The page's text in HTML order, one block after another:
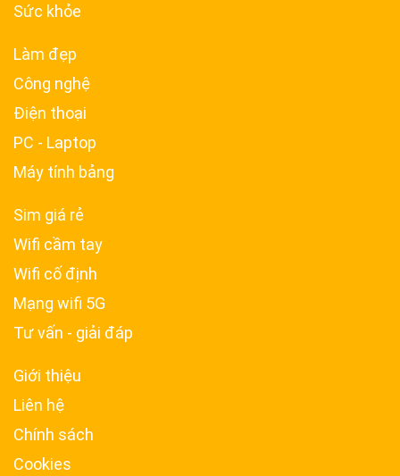
Sức khỏe
Làm đẹp
Công nghệ
Điện thoại
PC - Laptop
Máy tính bảng
Sim giá rẻ
Wifi cầm tay
Wifi cố định
Mạng wifi 5G
Tư vấn - giải đáp
Giới thiệu
Liên hệ
Chính sách
Cookies